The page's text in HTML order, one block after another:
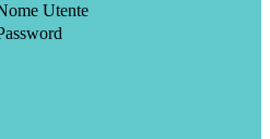
Utente